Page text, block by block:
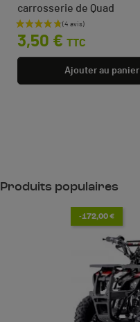
carrosserie de Quad
Prix
3,50 € TTC
Ajouter au panier
Produits populaires
-172,00 €